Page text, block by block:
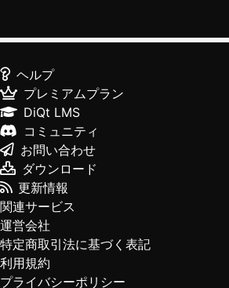
ヘルプ
プレミアムプラン
DiQt LMS
コミュニティ
お問い合わせ
ダウンロード
更新情報
関連サービス
運営会社
特定商取引法に基づく表記
利用規約
プライバシーポリシー